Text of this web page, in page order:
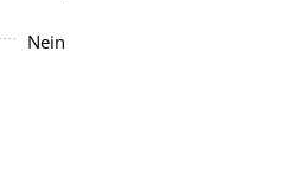
Nein